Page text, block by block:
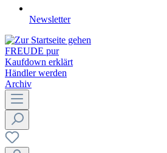
Newsletter
FREUDE pur
Kaufdown erklärt
Händler werden
Archiv